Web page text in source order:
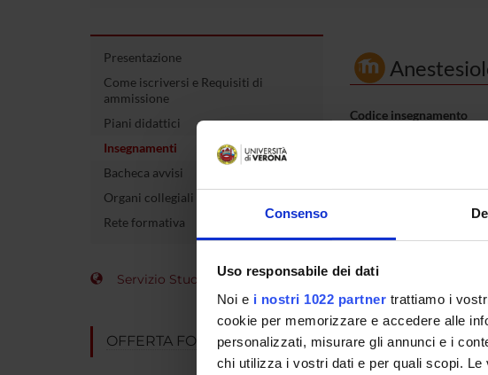
Consenso
Uso responsabile dei dati
Noi e i nostri 1022 partner trattiamo i
cookie per memorizzare e accedere alle
personalizzati, misurare gli annunci e i
chi utilizza i vostri dati e per quali scopi.
Presentazione
Come iscriversi e Requisiti di
ammissione
Piani didattici
Insegnamenti
Bacheca avvisi
Organi collegiali e di governo
Rete formativa
Servizio Studenti Internazionali
OFFERTA FORMATIVA
Codice insegnamento
L'insegnamento è
ATTIVITA' PRATICA